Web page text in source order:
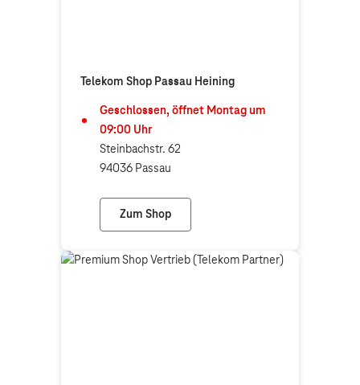
Telekom Shop Passau Heining
Geschlossen, öffnet Montag um
09:00 Uhr
Steinbachstr. 62
94036 Passau
Zum Shop
Telekom Shop Passau Heining